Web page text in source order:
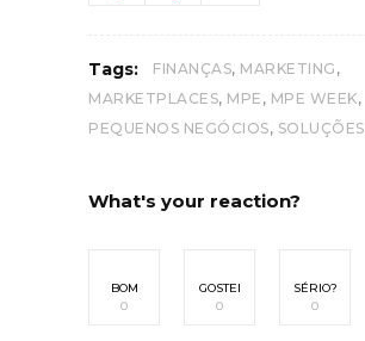
Tags: FINANÇAS, MARKETING ,
MARKETPLACES, MPE , MPE WEEK,
PEQUENOS NEGÓCIOS, SOLUÇÕES
What's your reaction?
BOM
0
GOSTEI
0
SÉRIO?
0